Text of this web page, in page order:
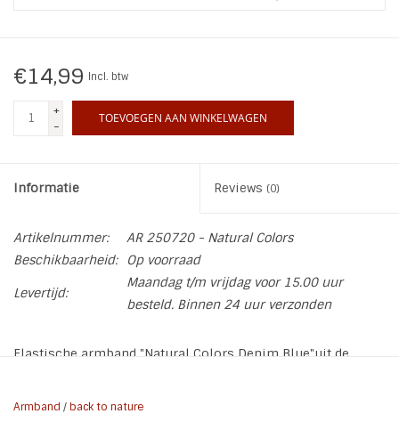
€14,99 Incl. btw
+
-
TOEVOEGEN AAN WINKELWAGEN
Informatie Reviews (0)
Artikelnummer:
AR 250720 - Natural Colors
Beschikbaarheid:
Op voorraad
Levertijd:
Maandag t/m vrijdag voor 15.00 uur
besteld. Binnen 24 uur verzonden
Elastische armband "Natural Colors Denim Blue"uit de
Armband /back to nature